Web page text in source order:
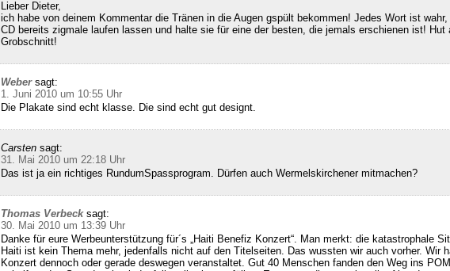
Lieber Dieter,
ich habe von deinem Kommentar die Tränen in die Augen gspült bekommen! Jedes Wort ist
CD bereits zigmale laufen lassen und halte sie für eine der besten, die jemals erschienen ist! Hut
Grobschnitt!
Weber sagt:
1. Juni 2010 um 10:55 Uhr
Die Plakate sind echt klasse. Die sind echt gut designt.
Carsten sagt:
31. Mai 2010 um 22:18 Uhr
Das ist ja ein richtiges RundumSpassprogram. Dürfen auch Wermelskirchener mitmachen?
Thomas Verbeck sagt:
30. Mai 2010 um 13:39 Uhr
Danke für eure Werbeunterstützung für´s „Haiti Benefiz Konzert“. Man merkt: die katastrophale
Haiti ist kein Thema mehr, jedenfalls nicht auf den Titelseiten. Das wussten wir auch vorher. Wir
Konzert dennoch oder gerade deswegen veranstaltet. Gut 40 Menschen fanden den Weg ins